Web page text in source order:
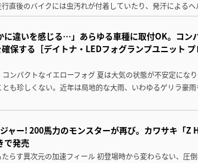
直後のバイクには虫汚れが付着していたり、発汗による
に違いを感じる…」あらゆる車種に取付OK。コン
保する［デイトナ・LEDフォグランプユニット
ンパクトなイエローフォグ 夏は大気の状態が不安定にな
も珍しくない。近年は局地的な大雨、いわゆるゲリラ豪
ャー! 200馬力のモンスターが再び。カワサキ「Z
で発売
らす異次元の加速フィール 初登場時から変わらない、圧倒